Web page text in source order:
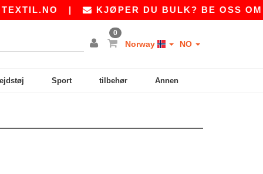
| KJØPER DU BULK? BE OSS OM
0
Norway NO
Sport tilbehør Annen